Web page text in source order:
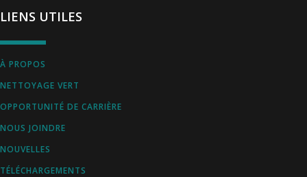
LIENS UTILES
À PROPOS
NETTOYAGE VERT
OPPORTUNITÉ DE CARRIÈRE
NOUS JOINDRE
NOUVELLES
TÉLÉCHARGEMENTS